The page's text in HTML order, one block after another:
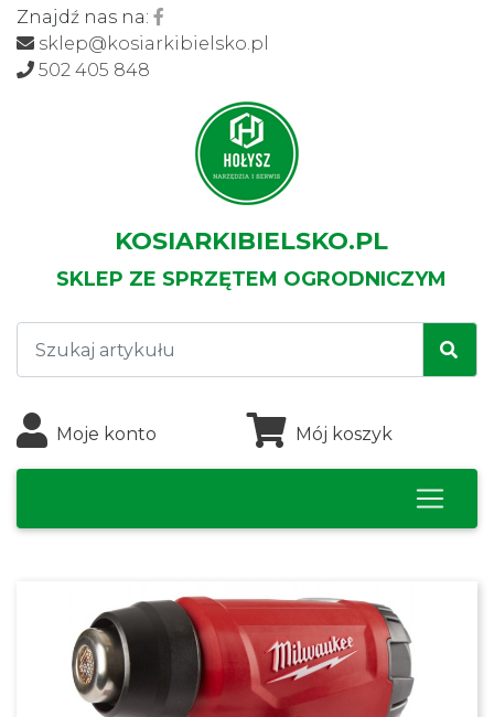
Znajdź nas na:
sklep@kosiarkibielsko.pl
502 405 848
KOSIARKIBIELSKO.PL
SKLEP ZE SPRZĘTEM OGRODNICZYM
Moje konto Mój koszyk